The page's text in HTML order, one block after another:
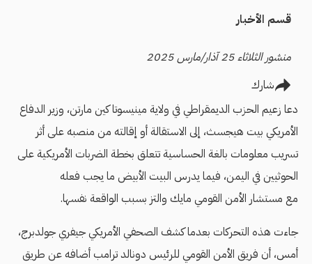
قسم الأخبار
منشور الثلاثاء 25 آذار/مارس 2025
شارك
دعا زعيم الحزب الديمقراطي في ولاية مينيسوتا كين مارتن، وزير الدفاع
الأمريكي بيت هيجسث، إلى الاستقالة أو إقالته من منصبه على أثر
تسريب معلومات بالغة الحساسية تتعلق بخطة الضربات الأمريكية على
الحوثيين في اليمن، فيما يدرس البيت الأبيض ما يجب فعله
مع مستشار الأمن القومي مايك والتز بسبب الواقعة نفسها.
جاءت هذه التحركات بعدما كشف الصحفي الأمريكي جيفري جولدبرج،
أمس، أن فريق الأمن القومي للرئيس دونالد ترامب أضافه عن طريق